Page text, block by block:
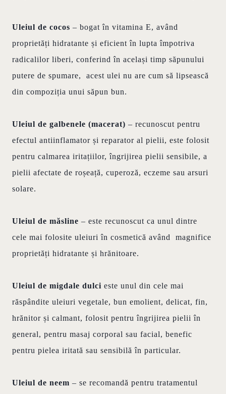
Uleiul de cocos – bogat în vitamina E, având
proprietăți hidratante și eficient în lupta împotriva
radicalilor liberi, conferind în același timp săpunului
putere de spumare, acest ulei nu are cum să lipsească
din compoziția unui săpun bun.
Uleiul de galbenele (macerat) – recunoscut pentru
efectul antiinflamator și reparator al pielii, este folosit
pentru calmarea iritațiilor, îngrijirea pielii sensibile, a
pielii afectate de roșeață, cuperoză, eczeme sau arsuri
solare.
Uleiul de măsline – este recunoscut ca unul dintre
cele mai folosite uleiuri în cosmetică având magnifice
proprietăți hidratante și hrănitoare.
Uleiul de migdale dulci este unul din cele mai
răspândite uleiuri vegetale, bun emolient, delicat, fin,
hrănitor și calmant, folosit pentru îngrijirea pielii în
general, pentru masaj corporal sau facial, benefic
pentru pielea iritată sau sensibilă în particular.
Uleiul de neem – se recomandă pentru tratamentul